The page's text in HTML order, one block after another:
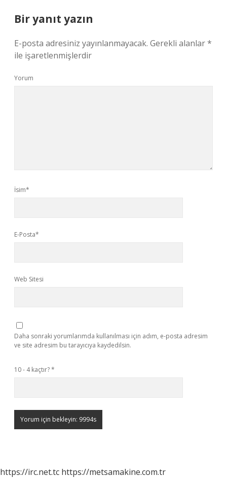
Bir yanıt yazın
E-posta adresiniz yayınlanmayacak. Gerekli alanlar*
ile işaretlenmişlerdir
Yorum
İsim*
E-Posta*
Web Sitesi
Daha sonraki yorumlarımda kullanılması için adım, e-posta adresim
ve site adresim bu tarayıcıya kaydedilsin.
10 - 4 kaçtır?*
https://irc.net.tc https://metsamakine.com.tr